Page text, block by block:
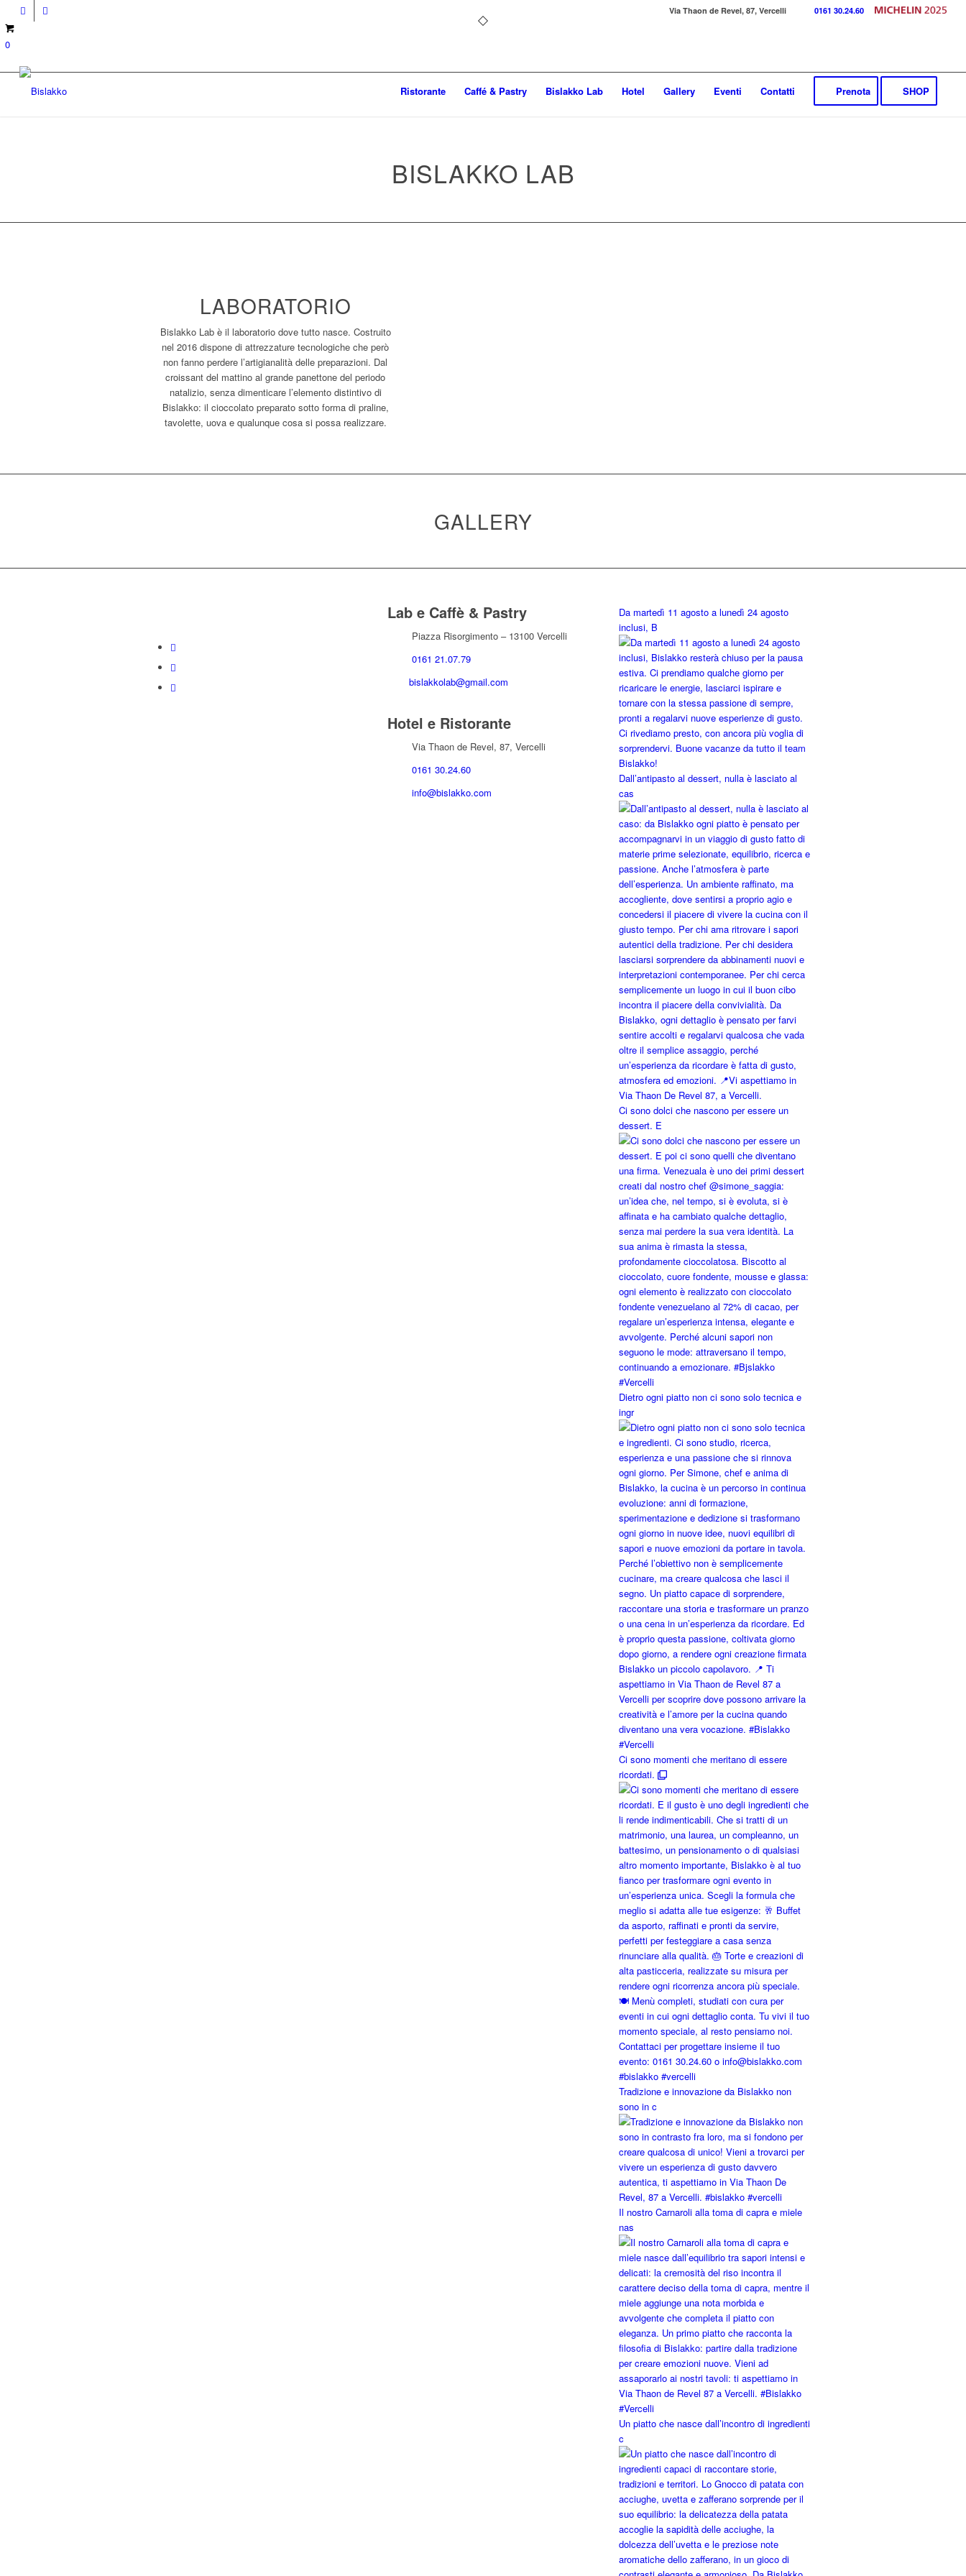
Via Thaon de Revel, 87, Vercelli 0161 30.24.60
0
Ristorante Caffé & Pastry Bislakko Lab Hotel Gallery Eventi Contatti Prenota SHOP
BISLAKKO LAB
LABORATORIO
Bislakko Lab è il laboratorio dove tutto nasce. Costruito
nel 2016 dispone di attrezzature tecnologiche che però
non fanno perdere l’artigianalità delle preparazioni. Dal
croissant del mattino al grande panettone del periodo
natalizio, senza dimenticare l’elemento distintivo di
Bislakko: il cioccolato preparato sotto forma di praline,
tavolette, uova e qualunque cosa si possa realizzare.
GALLERY
Lab e Caffè & Pastry
Piazza Risorgimento – 13100 Vercelli
0161 21.07.79
bislakkolab@gmail.com
Hotel e Ristorante
Via Thaon de Revel, 87, Vercelli
0161 30.24.60
info@bislakko.com
Da martedì 11 agosto a lunedì 24 agosto
inclusi, B
Dall’antipasto al dessert, nulla è lasciato al
cas
Ci sono dolci che nascono per essere un
dessert. E
Dietro ogni piatto non ci sono solo tecnica e
ingr
Ci sono momenti che meritano di essere
ricordati.
Tradizione e innovazione da Bislakko non
sono in c
Il nostro Carnaroli alla toma di capra e miele
nas
Un piatto che nasce dall’incontro di ingredienti
c